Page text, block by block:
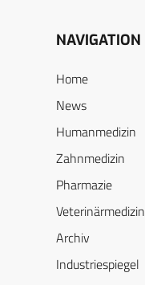
NAVIGATION
Home
News
Humanmedizin
Zahnmedizin
Pharmazie
Veterinärmedizin
Archiv
Industriespiegel